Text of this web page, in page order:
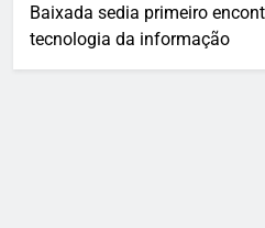
Baixada sedia primeiro
tecnologia da informação